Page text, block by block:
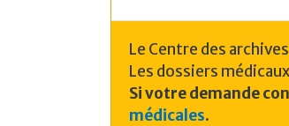
Le Centre des
Les dossiers
Si votre demande
médicales.